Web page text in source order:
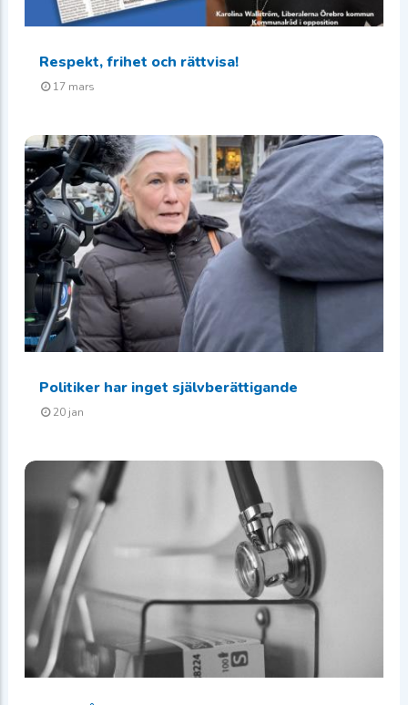
Respekt, frihet och rättvisa!
17 mars
Politiker har inget självberättigande
20 jan